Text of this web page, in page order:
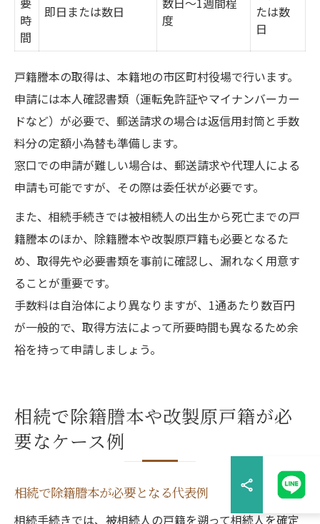
時
間
即日または数日
度
たは数
日
戸籍謄本の取得は、本籍地の市区町村役場で行います。
申請には本人確認書類（運転免許証やマイナンバーカー
ドなど）が必要で、郵送請求の場合は返信用封筒と手数
料分の定額小為替も準備します。
窓口での申請が難しい場合は、郵送請求や代理人による
申請も可能ですが、その際は委任状が必要です。
また、相続手続きでは被相続人の出生から死亡までの戸
籍謄本のほか、除籍謄本や改製原戸籍も必要となるた
め、取得先や必要書類を事前に確認し、漏れなく用意す
ることが重要です。
手数料は自治体により異なりますが、1通あたり数百円
が一般的で、取得方法によって所要時間も異なるため余
裕を持って申請しましょう。
相続で除籍謄本や改製原戸籍が必
要なケース例
相続で除籍謄本が必要となる代表例
相続手続きでは、被相続人の戸籍を遡って相続人を確定